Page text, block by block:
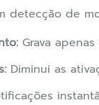
detecção de
Grava
Diminui as